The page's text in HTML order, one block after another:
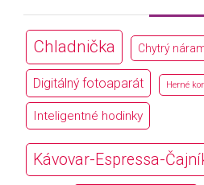
Chladnička Chytrý
Digitálný fotoaparát Herné
Inteligentné hodinky
Kávovar-Espressa-